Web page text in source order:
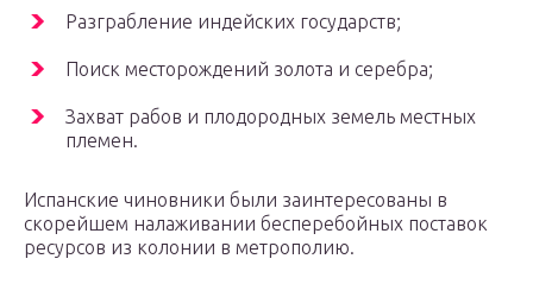
Разграбление индейских государств;
Поиск месторождений золота и серебра;
Захват рабов и плодородных земель местных
племен.
Испанские чиновники были заинтересованы в
скорейшем налаживании бесперебойных поставок
ресурсов из колонии в метрополию.